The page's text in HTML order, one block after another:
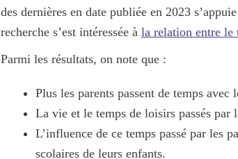
des dernières en date publiée en 2023
recherche s’est intéressée à la relation entre le
Parmi les résultats, on note que :
Plus les parents passent de temps
La vie et le temps de loisirs passés par
L’influence de ce temps passé par les
scolaires de leurs enfants.